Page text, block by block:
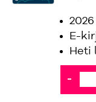
2026
E-
Heti
-